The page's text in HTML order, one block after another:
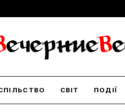
СВІТ ПОДІЇ